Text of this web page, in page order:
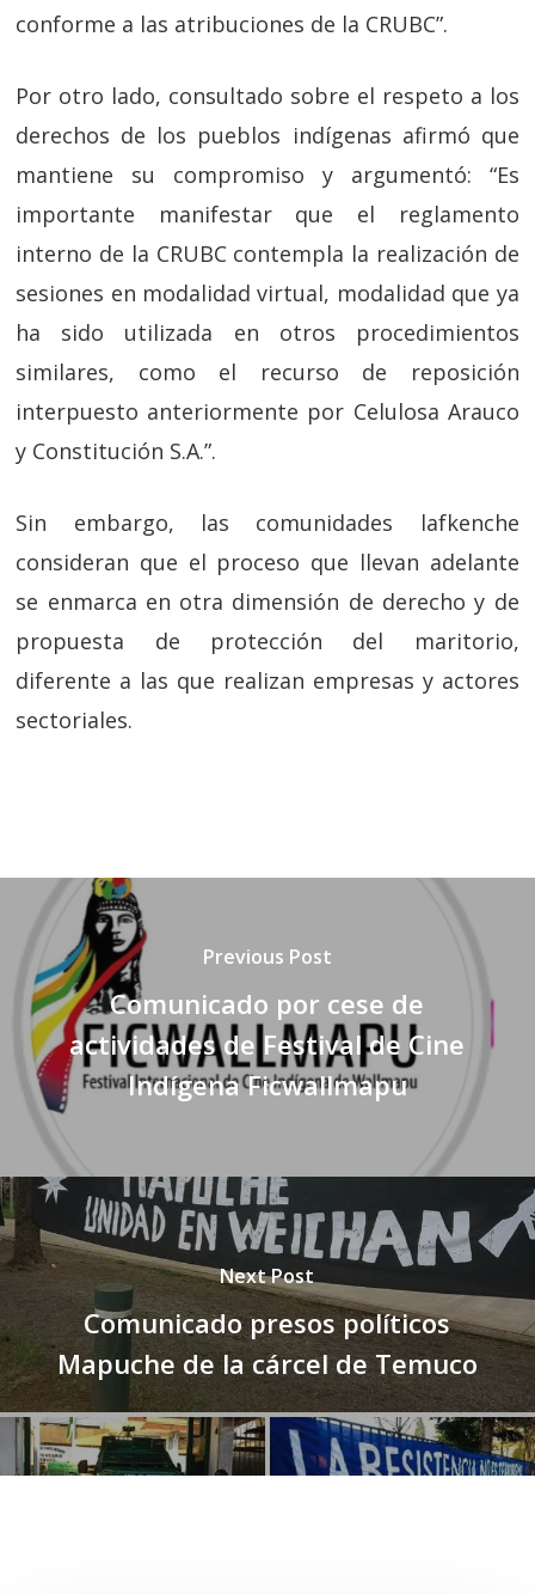
conforme a las atribuciones de la CRUBC”.
Por otro lado, consultado sobre el respeto a los
derechos de los pueblos indígenas afirmó que
mantiene su compromiso y argumentó: “Es
importante manifestar que el reglamento
interno de la CRUBC contempla la realización de
sesiones en modalidad virtual, modalidad que ya
ha sido utilizada en otros procedimientos
similares, como el recurso de reposición
interpuesto anteriormente por Celulosa Arauco
y Constitución S.A.”.
Sin embargo, las comunidades lafkenche
consideran que el proceso que llevan adelante
se enmarca en otra dimensión de derecho y de
propuesta de protección del maritorio,
diferente a las que realizan empresas y actores
sectoriales.
Previous Post
Comunicado por cese de
actividades de Festival de Cine
Indígena Ficwallmapu
Next Post
Comunicado presos políticos
Mapuche de la cárcel de Temuco